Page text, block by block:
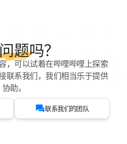
题吗？
，可以试着在哔哩哔哩上探索
联系我们，我们相当乐于提供
协助。
联系我们的团队